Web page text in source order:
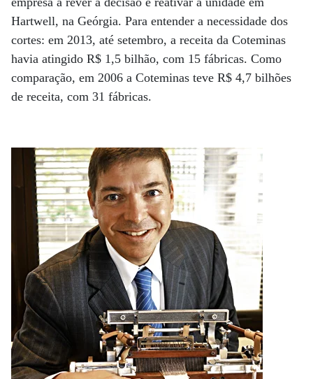
Hartwell, na Geórgia. Para entender a necessidade dos
cortes: em 2013, até setembro, a receita da Coteminas
havia atingido R$ 1,5 bilhão, com 15 fábricas. Como
comparação, em 2006 a Coteminas teve R$ 4,7 bilhões
de receita, com 31 fábricas.